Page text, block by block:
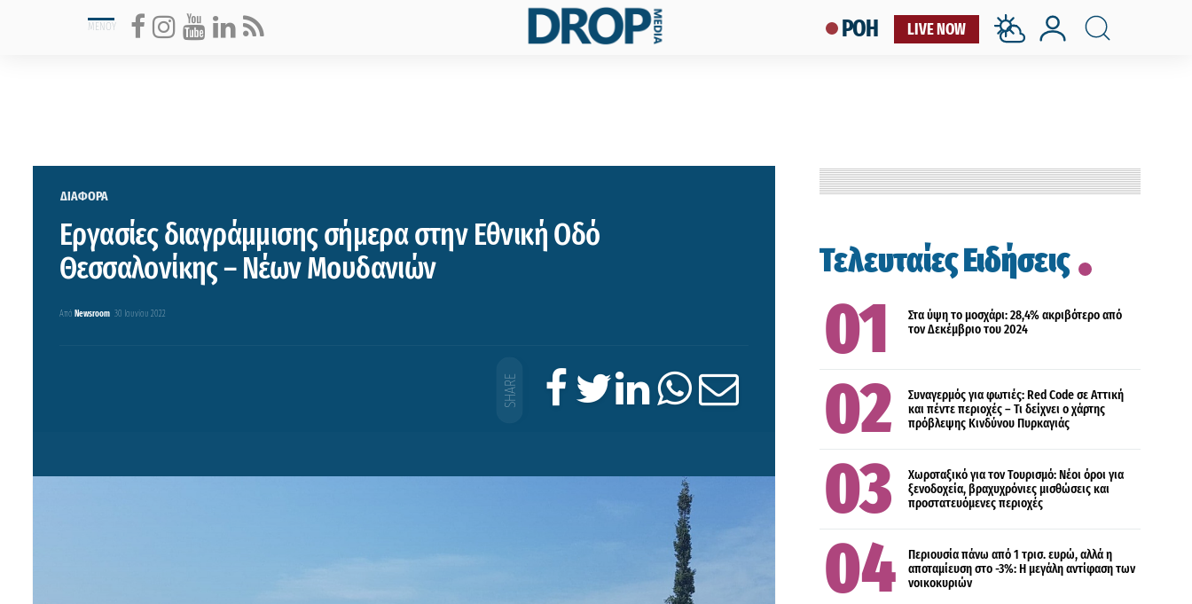
LIVE NOW
ΡΟΗ
ΔΙΑΦΟΡΑ
Εργασίες διαγράμμισης σήμερα στην Εθνική Οδό
Θεσσαλονίκης – Νέων Μουδανιών
Από Newsroom 30 Ιουνίου 2022
Τελευταίες Ειδήσεις
Στα ύψη το μοσχάρι: 28,4% ακριβότερο από
τον Δεκέμβριο του 2024
ΕΛΛΑΔΑ
ΚΟΙΝΩΝΙΑ
Συναγερμός για φωτιές: Red Code σε Αττική
και πέντε περιοχές – Τι δείχνει ο χάρτης
πρόβλεψης Κινδύνου Πυρκαγιάς
ΟΙΚΟΝΟΜΙΑ
Χωροταξικό για τον Τουρισμό: Νέοι όροι για
ξενοδοχεία, βραχυχρόνιες μισθώσεις και
προστατευόμενες περιοχές
ΟΙΚΟΝΟΜΙΑ
Περιουσία πάνω από 1 τρισ. ευρώ, αλλά η
αποταμίευση στο -3%: Η μεγάλη αντίφαση των
νοικοκυριών
ΟΙΚΟΝΟΜΙΑ